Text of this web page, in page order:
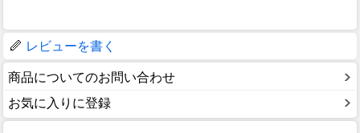
レビューを書く
商品についてのお問い合わせ
お気に入りに登録